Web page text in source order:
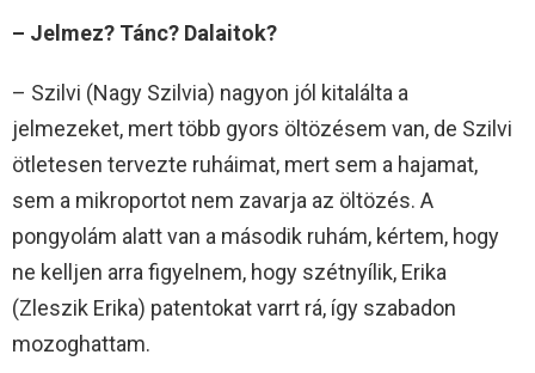
– Jelmez? Tánc? Dalaitok?
– Szilvi (Nagy Szilvia) nagyon jól kitalálta a
jelmezeket, mert több gyors öltözésem van, de Szilvi
ötletesen tervezte ruháimat, mert sem a hajamat,
sem a mikroportot nem zavarja az öltözés. A
pongyolám alatt van a második ruhám, kértem, hogy
ne kelljen arra figyelnem, hogy szétnyílik, Erika
(Zleszik Erika) patentokat varrt rá, így szabadon
mozoghattam.